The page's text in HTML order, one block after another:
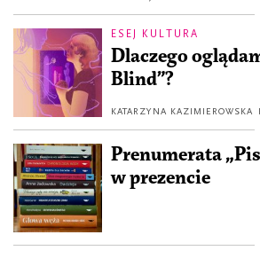
ESEJ KULTURA
Dlaczego
Blind”?
KATARZYNA KAZIMIEROWSKA
Prenumerata
w prezencie